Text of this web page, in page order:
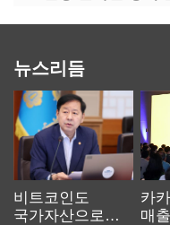
뉴스리듬
비트코인도
국가자산으로…'
카
매